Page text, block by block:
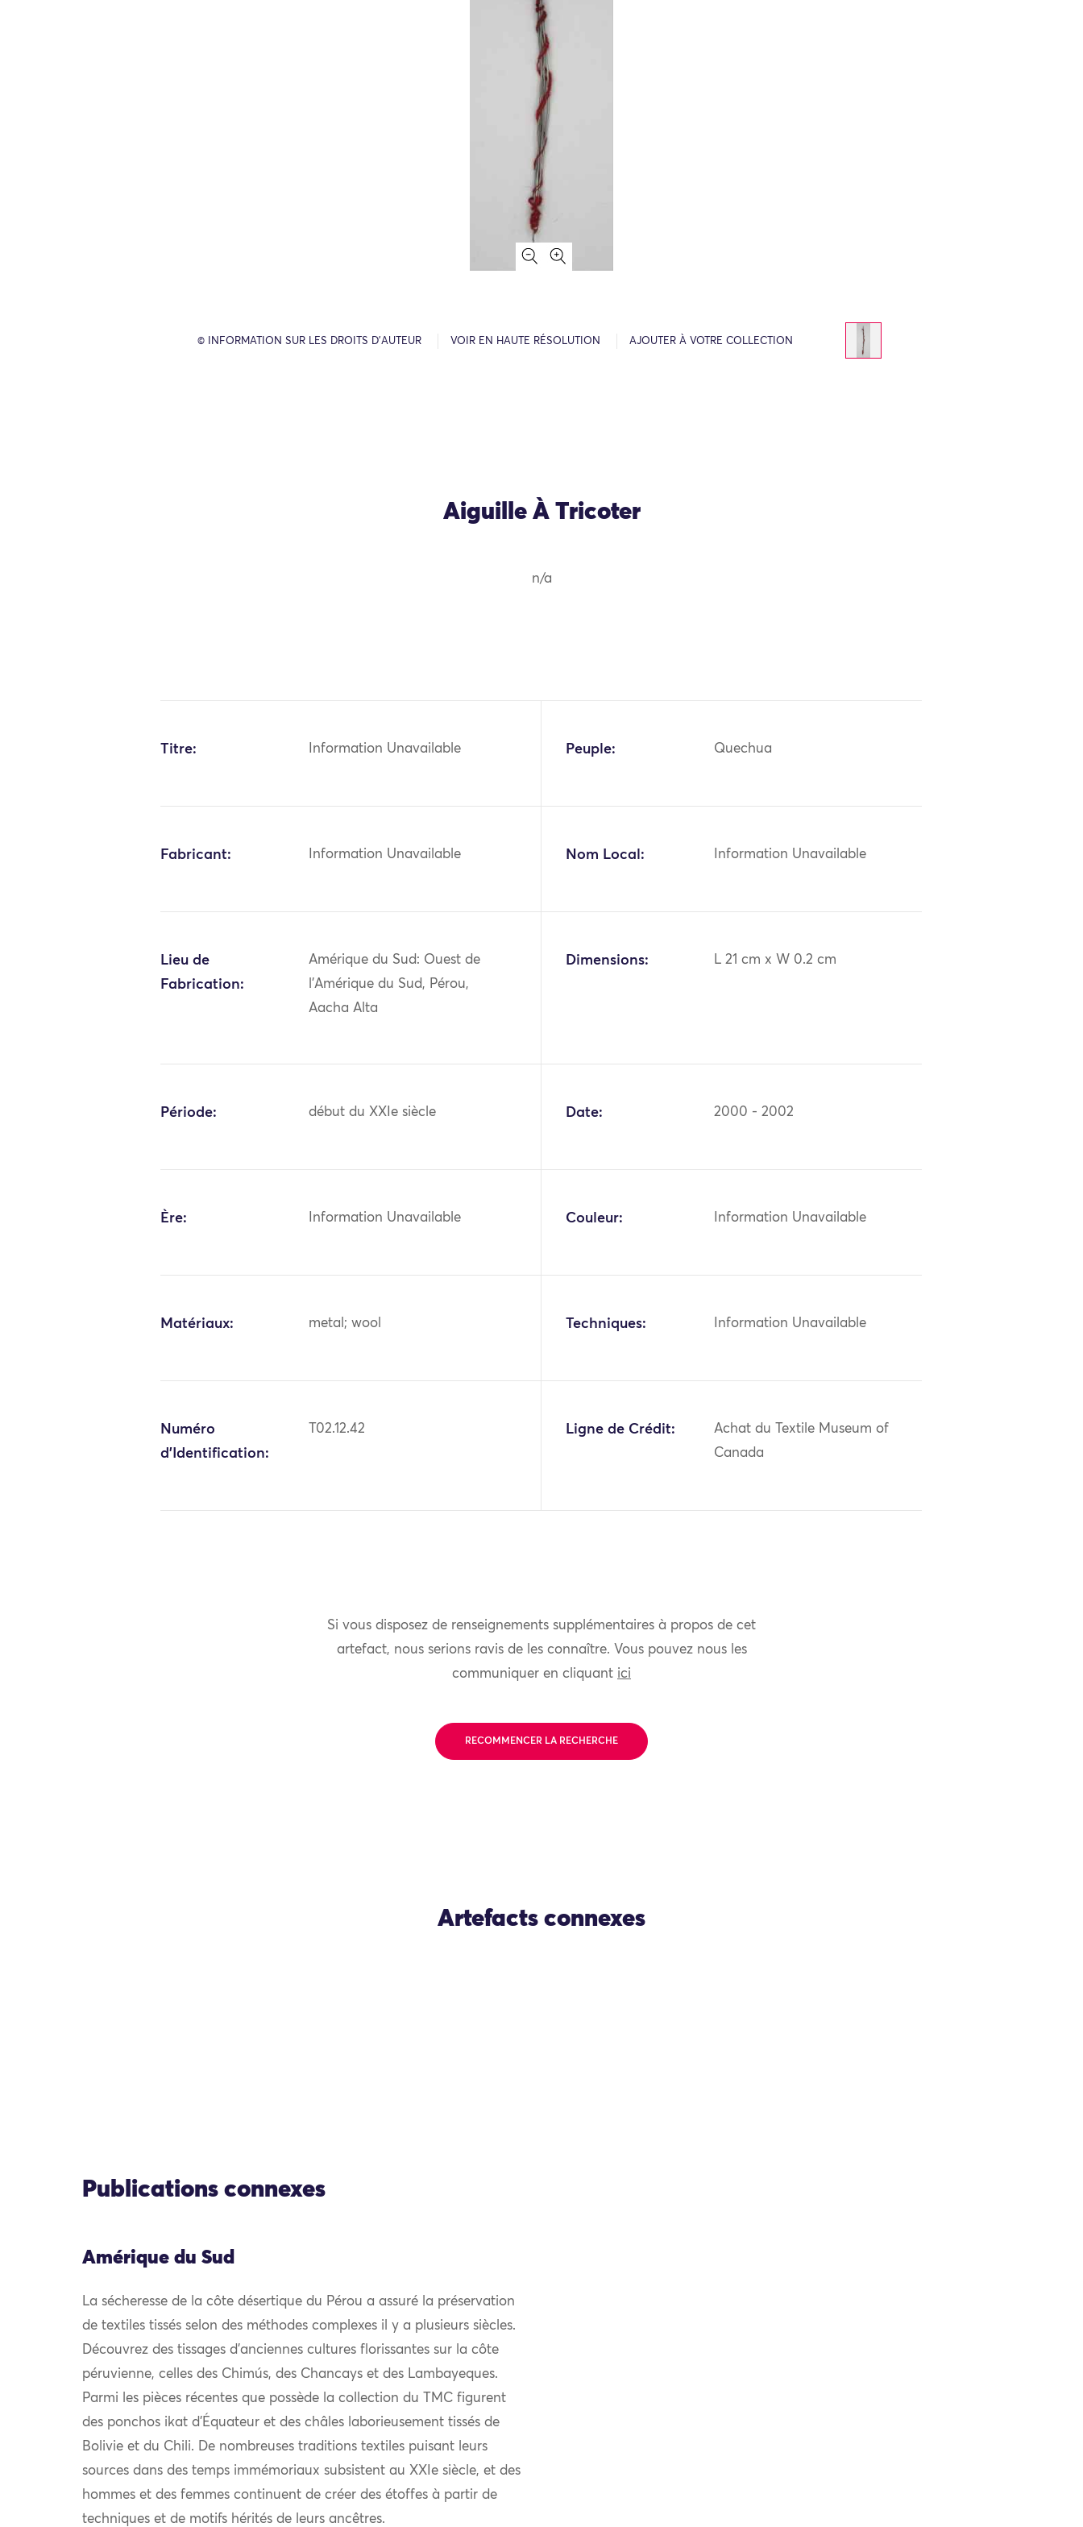
© INFORMATION SUR LES DROITS D’AUTEUR VOIR EN HAUTE RÉSOLUTION AJOUTER À VOTRE COLLECTION
Aiguille À Tricoter
n/a
Titre: Information Unavailable Peuple: Quechua
Fabricant: Information Unavailable Nom Local: Information Unavailable
Lieu de
Fabrication:
Amérique du Sud: Ouest de
l'Amérique du Sud, Pérou,
Aacha Alta
Dimensions: L 21 cm x W 0.2 cm
Période: début du XXIe siècle Date: 2000 - 2002
Ère: Information Unavailable Couleur: Information Unavailable
Matériaux: metal; wool Techniques: Information Unavailable
Numéro
d'Identification:
T02.12.42 Ligne de Crédit:
Achat du Textile Museum of
Canada
Si vous disposez de renseignements supplémentaires à propos de cet
artefact, nous serions ravis de les connaître. Vous pouvez nous les
communiquer en cliquant ici
RECOMMENCER LA RECHERCHE
Artefacts connexes
Publications connexes
Amérique du Sud
La sécheresse de la côte désertique du Pérou a assuré la préservation
de textiles tissés selon des méthodes complexes il y a plusieurs siècles.
Découvrez des tissages d’anciennes cultures florissantes sur la côte
péruvienne, celles des Chimús, des Chancays et des Lambayeques.
Parmi les pièces récentes que possède la collection du TMC figurent
des ponchos ikat d’Équateur et des châles laborieusement tissés de
Bolivie et du Chili. De nombreuses traditions textiles puisant leurs
sources dans des temps immémoriaux subsistent au XXIe siècle, et des
hommes et des femmes continuent de créer des étoffes à partir de
techniques et de motifs hérités de leurs ancêtres.